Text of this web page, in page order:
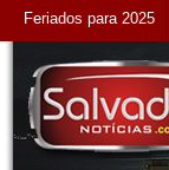
Feriados para 2025